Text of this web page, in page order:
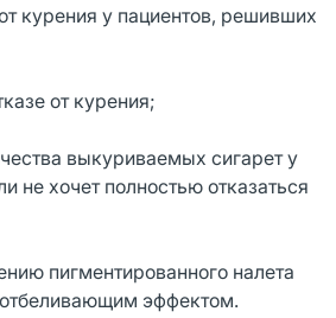
курения у пациентов, решивших
от курения;
выкуриваемых сигарет у
не хочет полностью отказаться
пигментированного налета
отбеливающим эффектом.